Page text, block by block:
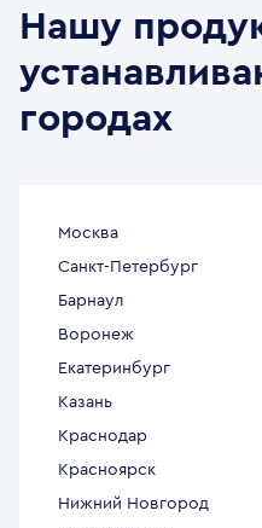
Нашу
городах
Москва
Санкт-Петербург
Барнаул
Воронеж
Екатеринбург
Казань
Краснодар
Красноярск
Нижний Новгород